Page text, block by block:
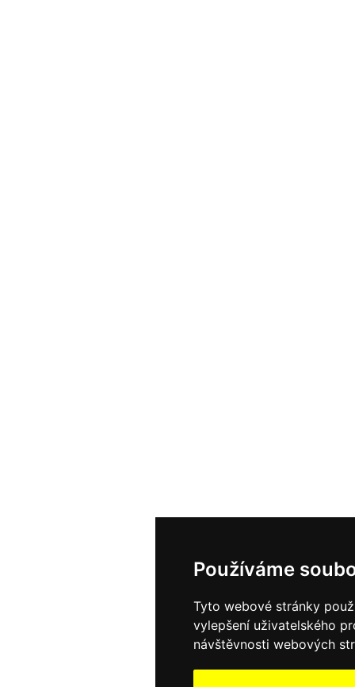
Používáme
Tyto webové stránky
vylepšení uživatelského
návštěvnosti webových